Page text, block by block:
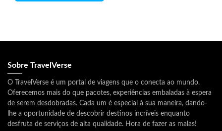
Sobre TravelVerse
O TravelVerse é um portal de viagens que o conecta ao mundo.
Oferecemos mais do que pacotes, experiências embaladas à espera
de serem desdobradas. Cada um é especial à sua maneira, dando-
lhe a oportunidade de descobrir destinos incríveis enquanto
desfruta de serviços de alta qualidade. Hora de fazer as malas!